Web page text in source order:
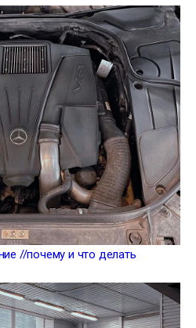
//почему и что делать